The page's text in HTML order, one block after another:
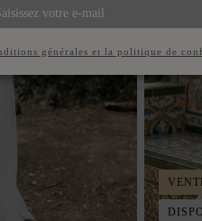
générales et la politique de